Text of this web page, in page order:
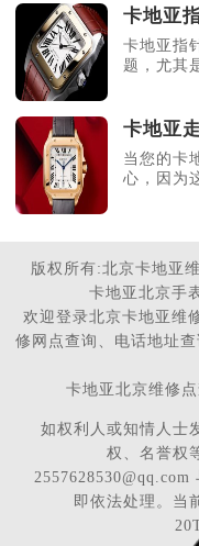
卡地亚
卡地亚指
题，尤其
卡地亚
当您的卡
心，因为
版权所有:北京卡地亚
卡地亚北京手
欢迎登录北京卡地亚维
修网点查询、电话地址
卡地亚北京维修
如权利人或知情人士
权、名誉权
即依法处理。当